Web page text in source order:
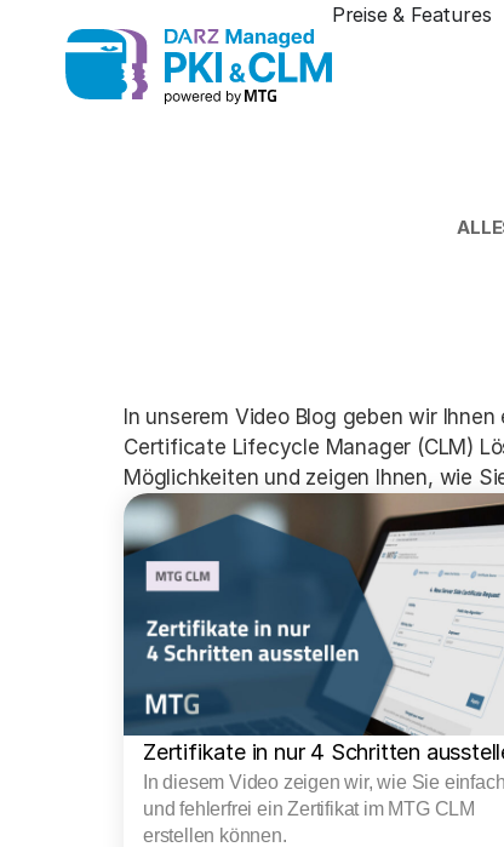
Preise & Features
In unserem Video Blog geben wir
Certificate Lifecycle Manager (CLM)
Möglichkeiten und zeigen Ihnen, wie
Zertifikate in nur 4 Schritten
In diesem Video zeigen wir, wie Sie einfach
und fehlerfrei ein Zertifikat im MTG CLM
erstellen können.